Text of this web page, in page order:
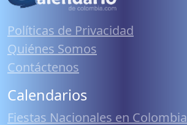
Políticas de Privacidad
Quiénes Somos
Contáctenos
Calendarios
Fiestas Nacionales en Colombia